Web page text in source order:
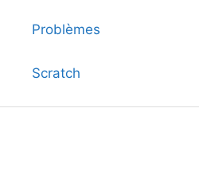
Problèmes
Scratch